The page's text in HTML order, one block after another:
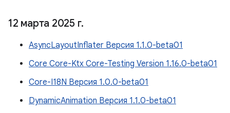
12 марта 2025 г.
AsyncLayoutInflater Версия 1.1.0-beta01
Core Core-Ktx Core-Testing Version 1.16.0-beta01
Core-I18N Версия 1.0.0-beta01
DynamicAnimation Версия 1.1.0-beta01